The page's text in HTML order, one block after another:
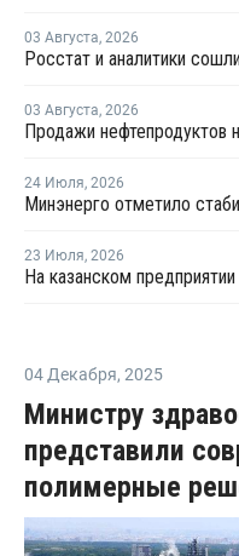
03 Августа, 2026
03 Августа, 2026
24 Июля, 2026
23 Июля, 2026
04 Декабря, 2025
Министру
представили
полимерные